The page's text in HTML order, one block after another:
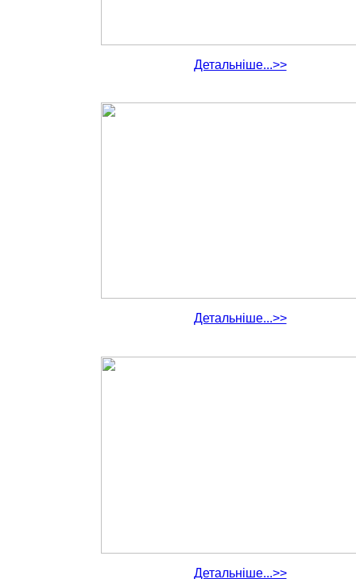
Детальніше...>>
Детальніше...>>
Детальніше...>>